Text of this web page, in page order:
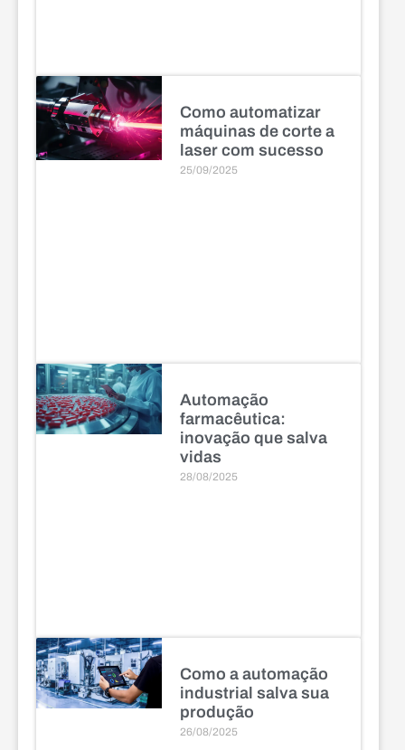
Como automatizar
máquinas de corte a
laser com sucesso
25/09/2025
Automação
farmacêutica:
inovação que salva
vidas
28/08/2025
Como a automação
industrial salva sua
produção
26/08/2025